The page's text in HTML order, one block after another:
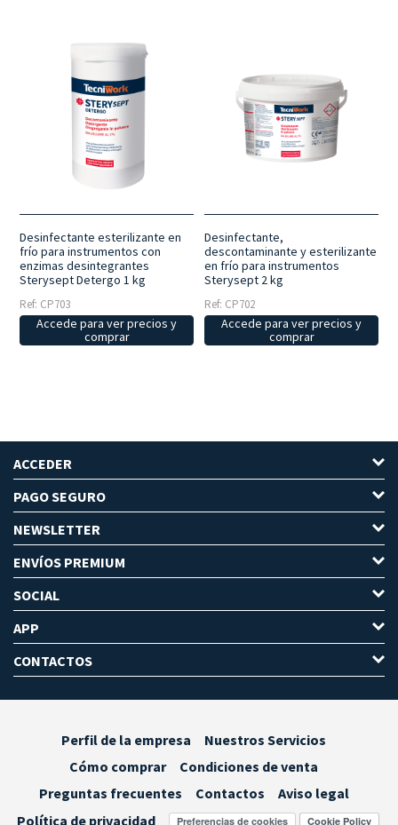
Desinfectante esterilizante en
frío para instrumentos con
enzimas desintegrantes
Sterysept Detergo 1 kg
Ref: CP703
Accede para ver precios y
comprar
Desinfectante,
descontaminante y esterilizante
en frío para instrumentos
Sterysept 2 kg
Ref: CP702
Accede para ver precios y
comprar
ACCEDER
PAGO SEGURO
NEWSLETTER
ENVÍOS PREMIUM
SOCIAL
APP
CONTACTOS
Perfil de la empresa
Nuestros Servicios
Cómo comprar
Condiciones de venta
Preguntas frecuentes
Contactos
Aviso legal
Política de privacidad
Preferencias de cookies